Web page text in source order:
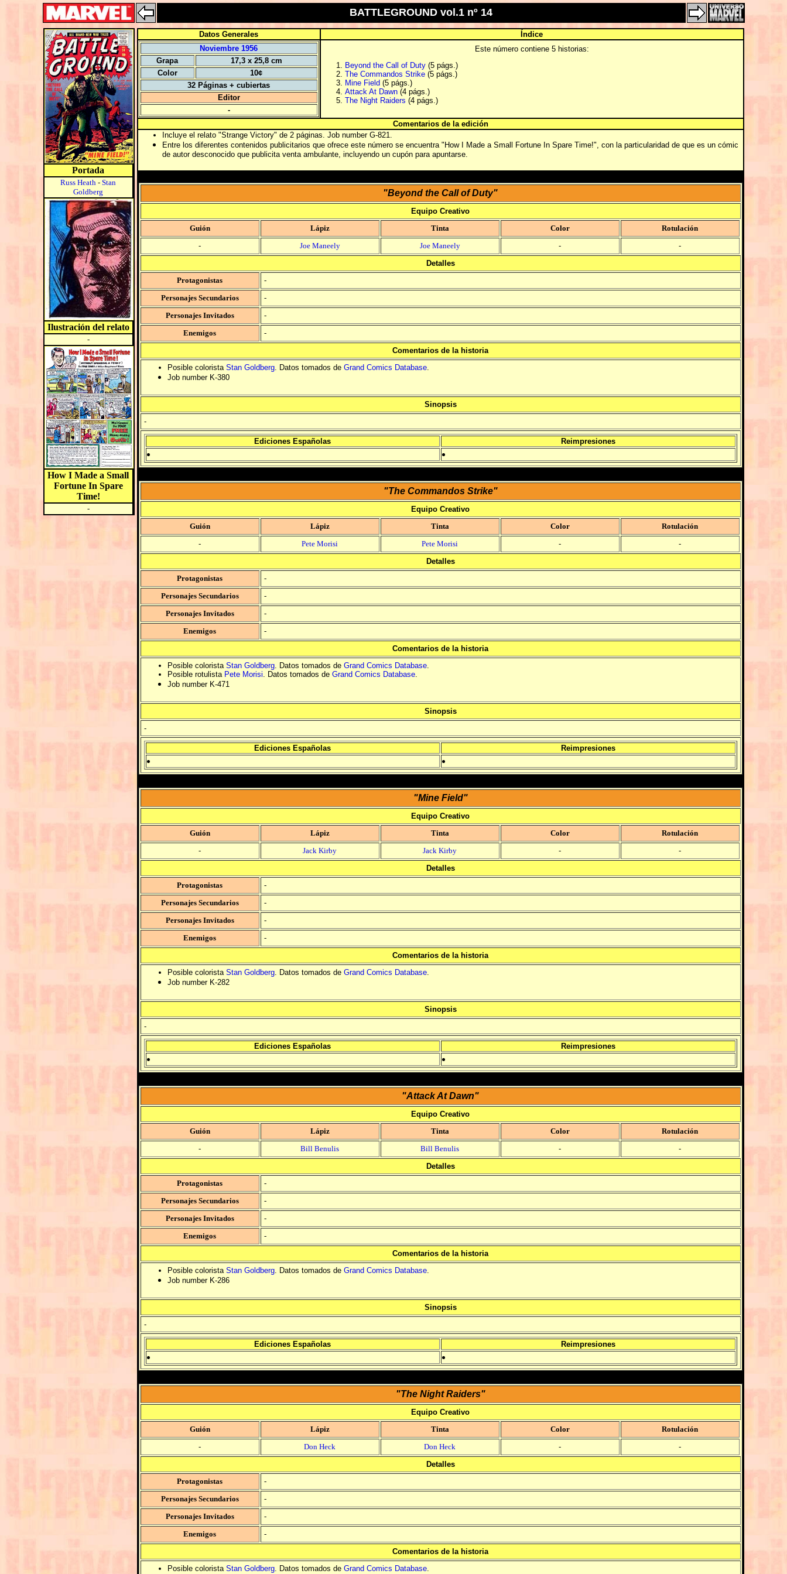
BATTLEGROUND vol.1 nº 14
Portada
Russ Heath - Stan
Goldberg
Ilustración del relato
-
How I Made a Small
Fortune In Spare
Time!
-
Datos Generales
Índice
Noviembre 1956
Grapa
17,3 x 25,8 cm
Color
10¢
32 Páginas + cubiertas
Editor
-
Este número contiene 5 historias:
Beyond the Call of Duty(5 págs.)
The Commandos Strike(5 págs.)
Mine Field (5 págs.)
Attack At Dawn(4 págs.)
The Night Raiders (4 págs.)
Comentarios de la edición
Incluye el relato "Strange Victory" de 2 páginas. Job number G-821.
Entre los diferentes contenidos publicitarios que ofrece este número se encuentra "How I Made a Small Fortune In Spare Time!", con la particularidad de que es un cómic
de autor desconocido que publicita venta ambulante, incluyendo un cupón para apuntarse.
"Beyond the Call of Duty"
Equipo Creativo
Guión
Lápiz Tinta Color
Rotulación
-
Joe Maneely Joe Maneely -
-
Detalles
Protagonistas
-
Personajes Secundarios
-
Personajes Invitados
-
Enemigos
-
Comentarios de la historia
Posible colorista Stan Goldberg. Datos tomados de Grand Comics Database.
Job number K-380
Sinopsis
-
Ediciones Españolas Reimpresiones
"The Commandos Strike"
Equipo Creativo
Guión
Lápiz Tinta Color
Rotulación
-
Pete Morisi Pete Morisi -
-
Detalles
Protagonistas
-
Personajes Secundarios
-
Personajes Invitados
-
Enemigos
-
Comentarios de la historia
Posible colorista Stan Goldberg. Datos tomados de Grand Comics Database.
Posible rotulista Pete Morisi. Datos tomados de Grand Comics Database.
Job number K-471
Sinopsis
-
Ediciones Españolas Reimpresiones
"Mine Field"
Equipo Creativo
Guión
Lápiz Tinta Color
Rotulación
-
Jack Kirby Jack Kirby -
-
Detalles
Protagonistas
-
Personajes Secundarios
-
Personajes Invitados
-
Enemigos
-
Comentarios de la historia
Posible colorista Stan Goldberg. Datos tomados de Grand Comics Database.
Job number K-282
Sinopsis
-
Ediciones Españolas Reimpresiones
"Attack At Dawn"
Equipo Creativo
Guión
Lápiz Tinta Color
Rotulación
-
Bill Benulis Bill Benulis -
-
Detalles
Protagonistas
-
Personajes Secundarios
-
Personajes Invitados
-
Enemigos
-
Comentarios de la historia
Posible colorista Stan Goldberg. Datos tomados de Grand Comics Database.
Job number K-286
Sinopsis
-
Ediciones Españolas Reimpresiones
"The Night Raiders"
Equipo Creativo
Guión
Lápiz Tinta Color
Rotulación
-
Don Heck Don Heck -
-
Detalles
Protagonistas
-
Personajes Secundarios
-
Personajes Invitados
-
Enemigos
-
Comentarios de la historia
Posible colorista Stan Goldberg. Datos tomados de Grand Comics Database.